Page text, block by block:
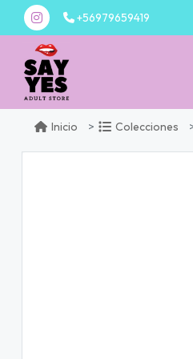
+56979659419
Inicio Colecciones